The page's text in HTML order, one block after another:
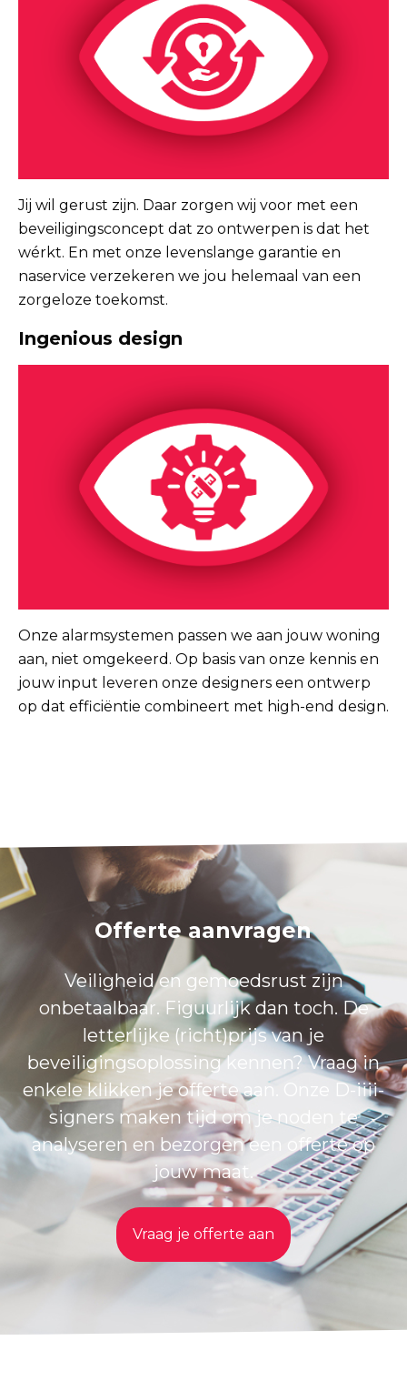
Jij wil gerust zijn. Daar zorgen wij voor met een
beveiligingsconcept dat zo ontwerpen is dat het
wérkt. En met onze levenslange garantie en
naservice verzekeren we jou helemaal van een
zorgeloze toekomst.
Ingenious design
Onze alarmsystemen passen we aan jouw woning
aan, niet omgekeerd. Op basis van onze kennis en
jouw input leveren onze designers een ontwerp
op dat efficiëntie combineert met high-end design.
Offerte aanvragen
Veiligheid en gemoedsrust zijn
onbetaalbaar. Figuurlijk dan toch. De
letterlijke (richt)prijs van je
beveiligingsoplossing kennen? Vraag in
enkele klikken je offerte aan. Onze D-iiii-
signers maken tijd om je noden te
analyseren en bezorgen een offerte op
jouw maat.
Vraag je offerte aan